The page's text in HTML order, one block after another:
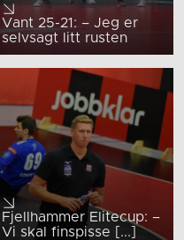
Vant 25-21: – Jeg er
selvsagt litt rusten
Fjellhammer Elitecup: –
Vi skal finspisse [...]